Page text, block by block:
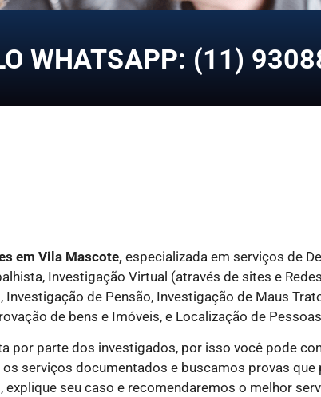
WHATSAPP: (11)
em Vila Mascote,especializada em serviços de
Investigação Virtual (através de sites e
de Pensão, Investigação de Maus
de bens e Imóveis, e Localização de
por parte dos investigados, por isso você pode
serviços documentados e buscamos provas que
seu caso e recomendaremos o melhor